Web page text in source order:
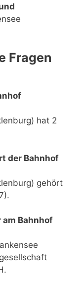
Fragen
hat 2
der Bahnhof
gehört
Bahnhof